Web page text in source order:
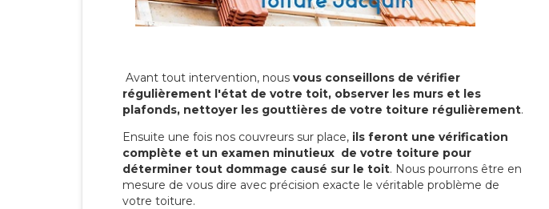
Avant tout intervention, nous vous conseillons de vérifier
régulièrement l'état de votre toit, observer les murs et les
plafonds, nettoyer les gouttières de votre toiture régulièrement.
Ensuite une fois nos couvreurs sur place, ils feront une vérification
complète et un examen minutieux de votre toiture pour
déterminer tout dommage causé sur le toit. Nous pourrons être en
mesure de vous dire avec précision exacte le véritable problème de
votre toiture.